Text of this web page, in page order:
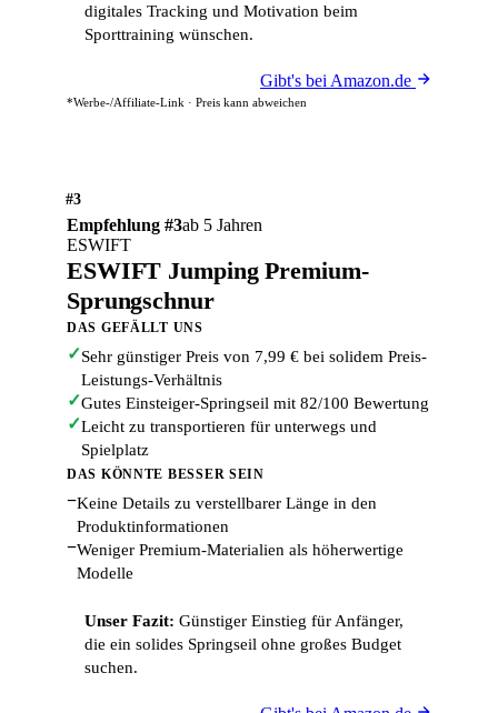
digitales Tracking und Motivation beim
Sporttraining wünschen.
Gibt's bei Amazon.de
*Werbe-/Affiliate-Link · Preis kann abweichen
#3
Empfehlung #3ab 5 Jahren
ESWIFT
ESWIFT Jumping Premium-
Sprungschnur
DAS GEFÄLLT UNS
✓Sehr günstiger Preis von 7,99 € bei solidem Preis-
Leistungs-Verhältnis
✓Gutes Einsteiger-Springseil mit 82/100 Bewertung
✓Leicht zu transportieren für unterwegs und
Spielplatz
DAS KÖNNTE BESSER SEIN
−Keine Details zu verstellbarer Länge in den
Produktinformationen
−Weniger Premium-Materialien als höherwertige
Modelle
Unser Fazit: Günstiger Einstieg für Anfänger,
die ein solides Springseil ohne großes Budget
suchen.